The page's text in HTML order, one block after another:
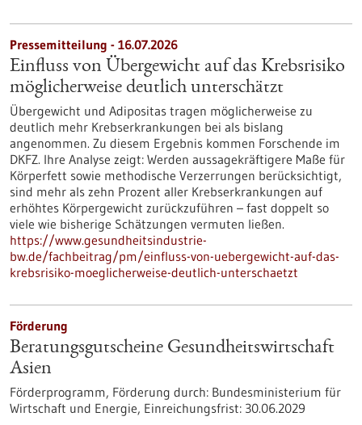
Pressemitteilung - 16.07.2026
Einfluss von Übergewicht auf das Krebsrisiko
möglicherweise deutlich unterschätzt
Übergewicht und Adipositas tragen möglicherweise zu
deutlich mehr Krebserkrankungen bei als bislang
angenommen. Zu diesem Ergebnis kommen Forschende im
DKFZ. Ihre Analyse zeigt: Werden aussagekräftigere Maße für
Körperfett sowie methodische Verzerrungen berücksichtigt,
sind mehr als zehn Prozent aller Krebserkrankungen auf
erhöhtes Körpergewicht zurückzuführen – fast doppelt so
viele wie bisherige Schätzungen vermuten ließen.
https://www.gesundheitsindustrie-
bw.de/fachbeitrag/pm/einfluss-von-uebergewicht-auf-das-
krebsrisiko-moeglicherweise-deutlich-unterschaetzt
Förderung
Beratungsgutscheine Gesundheitswirtschaft
Asien
Förderprogramm, Förderung durch: Bundesministerium für
Wirtschaft und Energie, Einreichungsfrist: 30.06.2029